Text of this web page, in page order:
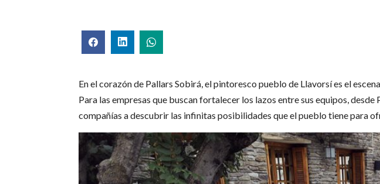
En el corazón de Pallars Sobirá, el pintoresco pueblo de Llavorsí es el
Para las empresas que buscan fortalecer los lazos entre sus equipos,
compañías a descubrir las infinitas posibilidades que el pueblo tiene para